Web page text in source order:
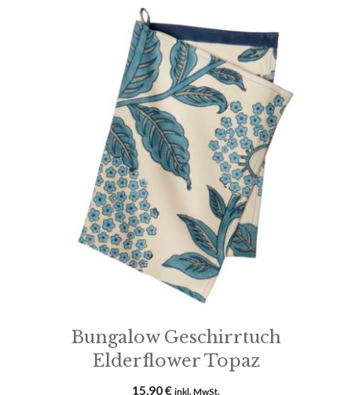
Bungalow Geschirrtuch
Elderflower Topaz
15,90€ inkl. MwSt.